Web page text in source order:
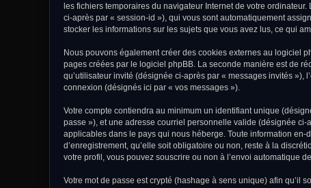
les fichiers temporaires du navigateur Internet de votre
ci-après par « session-id »), qui vous sont automatiquement
stocker les informations sur les sujets que vous avez lus, ce qui
Nous pouvons également créer des cookies externes au logiciel
pages créées par le logiciel phpBB. La seconde manière est de
qu’utilisateur invité (désignée ci-après par « messages invités »),
connexion (désignés ici par « vos messages »).
Votre compte contiendra au minimum un identifiant unique
passe »), et une adresse courriel personnelle valide (désignée
applicables dans le pays qui nous héberge. Toute information
d’enregistrement, qu’elle soit obligatoire ou non, reste à la
votre profil, vous pouvez souscrire ou non à l’envoi automatique
Votre mot de passe est crypté (hashage à sens unique) afin qu’il